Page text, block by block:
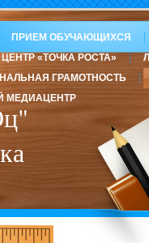
ПРИЕМ ОБУЧАЮЩИХСЯ
ЦЕНТР «ТОЧКА РОСТА»
ГРАМОТНОСТЬ
МЕДИАЦЕНТР